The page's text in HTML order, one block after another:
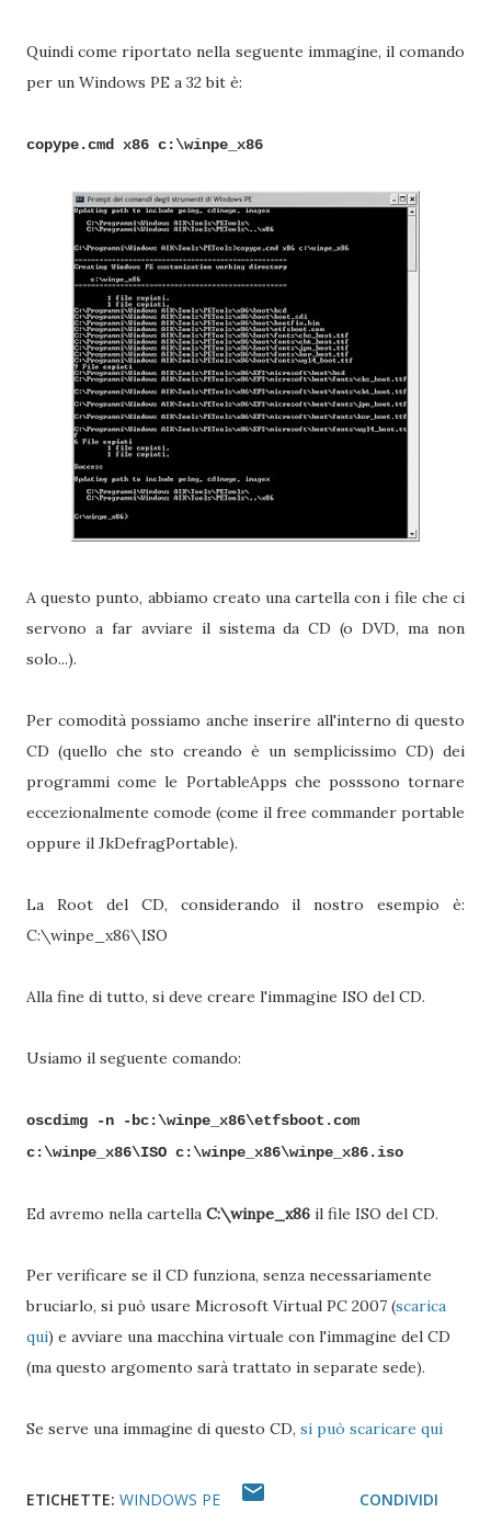
Quindi come riportato nella seguente immagine, il comando
per un Windows PE a 32 bit è:
copype.cmd x86 c:\winpe_x86
A questo punto, abbiamo creato una cartella con i file che ci
servono a far avviare il sistema da CD (o DVD, ma non
solo...).
Per comodità possiamo anche inserire all'interno di questo
CD (quello che sto creando è un semplicissimo CD) dei
programmi come le PortableApps che posssono tornare
eccezionalmente comode (come il free commander portable
oppure il JkDefragPortable).
La Root del CD, considerando il nostro esempio è:
C:\winpe_x86\ISO
Alla fine di tutto, si deve creare l'immagine ISO del CD.
Usiamo il seguente comando:
oscdimg -n -bc:\winpe_x86\etfsboot.com
c:\winpe_x86\ISO c:\winpe_x86\winpe_x86.iso
Ed avremo nella cartella C:\winpe_x86 il file ISO del CD.
Per verificare se il CD funziona, senza necessariamente
bruciarlo, si può usare Microsoft Virtual PC 2007 (scarica
qui) e avviare una macchina virtuale con l'immagine del CD
(ma questo argomento sarà trattato in separate sede).
Se serve una immagine di questo CD, si può scaricare qui
ETICHETTE: WINDOWS PE CONDIVIDI